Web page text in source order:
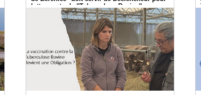
lutter contre la ''Tuberculose Bovine''